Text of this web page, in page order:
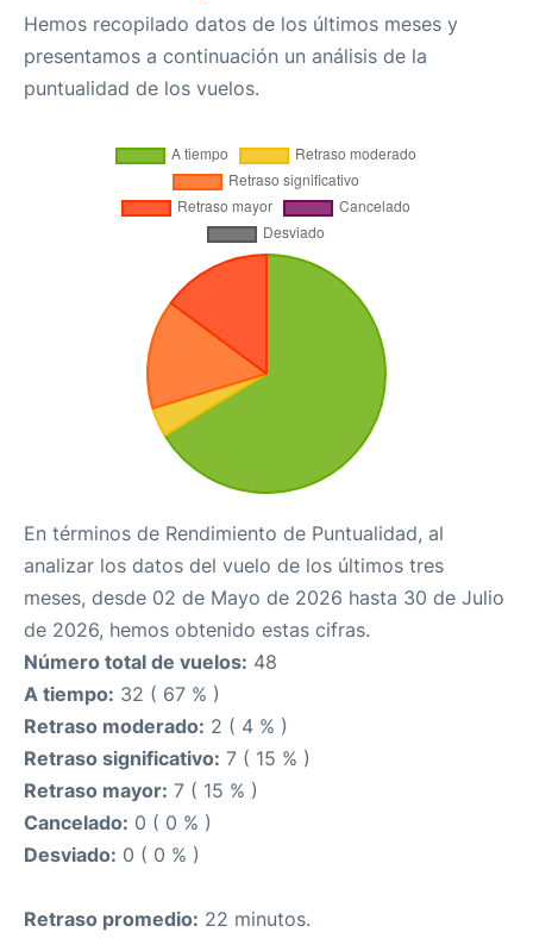
Hemos recopilado datos de los últimos meses y
presentamos a continuación un análisis de la
puntualidad de los vuelos.
En términos de Rendimiento de Puntualidad, al
analizar los datos del vuelo de los últimos tres
meses, desde 02 de Mayo de 2026 hasta 30 de Julio
de 2026, hemos obtenido estas cifras.
Número total de vuelos: 48
A tiempo: 32 ( 67 % )
Retraso moderado: 2 ( 4 % )
Retraso significativo: 7 ( 15 % )
Retraso mayor: 7 ( 15 % )
Cancelado: 0 ( 0 % )
Desviado: 0 ( 0 % )
Retraso promedio: 22 minutos.